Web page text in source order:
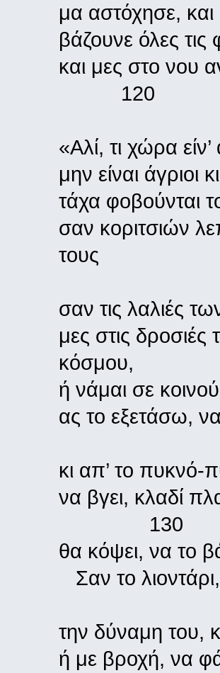
μα αστόχησε, και
βάζουνε όλες
και μες στο νου
120
«Αλί, τι χώρα
μην είναι άγριοι
τάχα φοβούνται
σαν κοριτσιών
τους
σαν τις λαλιές
μες στις δροσιές
κόσμου,
ή νάμαι σε
ας το εξετάσω,
κι απ’ το πυκνό-
να βγει,
130
θα κόψει, να το
Σαν το
την δύναμη του,
ή με βροχή, να